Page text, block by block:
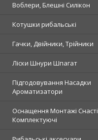
Воблери, Блешні Силікон
Котушки рибальські
Гачки, Двійники, Трійники
Ліски Шнури Шпагат
Підгодовування Насадки
Ароматизатори
Оснащення Монтажі Снасті
Комплектуючі